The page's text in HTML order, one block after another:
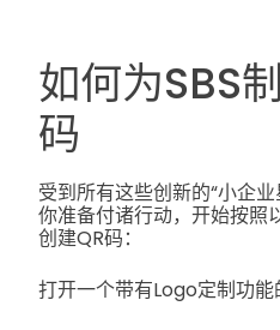
如何为SBS
码
受到所有这些创新的“小企
你准备付诸行动，开始按照
创建QR码：
打开一个带有Logo定制功能